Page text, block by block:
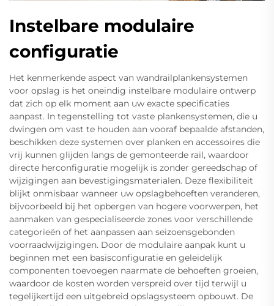
Instelbare modulaire
configuratie
Het kenmerkende aspect van wandrailplankensystemen
voor opslag is het oneindig instelbare modulaire ontwerp
dat zich op elk moment aan uw exacte specificaties
aanpast. In tegenstelling tot vaste plankensystemen, die u
dwingen om vast te houden aan vooraf bepaalde afstanden,
beschikken deze systemen over planken en accessoires die
vrij kunnen glijden langs de gemonteerde rail, waardoor
directe herconfiguratie mogelijk is zonder gereedschap of
wijzigingen aan bevestigingsmaterialen. Deze flexibiliteit
blijkt onmisbaar wanneer uw opslagbehoeften veranderen,
bijvoorbeeld bij het opbergen van hogere voorwerpen, het
aanmaken van gespecialiseerde zones voor verschillende
categorieën of het aanpassen aan seizoensgebonden
voorraadwijzigingen. Door de modulaire aanpak kunt u
beginnen met een basisconfiguratie en geleidelijk
componenten toevoegen naarmate de behoeften groeien,
waardoor de kosten worden verspreid over tijd terwijl u
tegelijkertijd een uitgebreid opslagsysteem opbouwt. De